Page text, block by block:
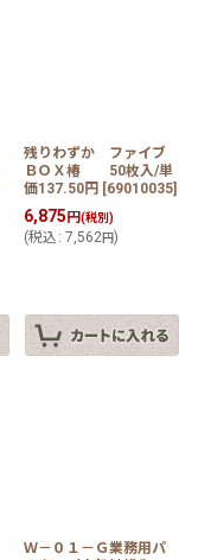
残りわずか ファイブ
ＢＯＸ椿 50枚入/単
価137.50円 [69010035]
6,875 円(税別)
(税込 : 7,562円)
Ｗ－０１－Ｇ業務用パ